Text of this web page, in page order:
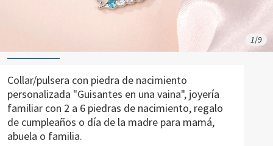
1/9
Collar/pulsera con piedra de nacimiento
personalizada "Guisantes en una vaina", joyería
familiar con 2 a 6 piedras de nacimiento, regalo
de cumpleaños o día de la madre para mamá,
abuela o familia.